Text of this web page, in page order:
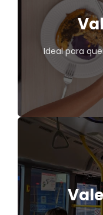
Vale Alimentação
Sacolões;
Ideal para
Vale Refeição